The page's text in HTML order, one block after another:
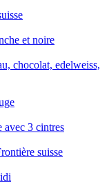
et noire
chocolat, edelweiss,
avec 3 cintres
suisse